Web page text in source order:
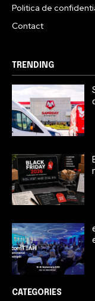
Politica de
Contact
TRENDING
CATEGORIES